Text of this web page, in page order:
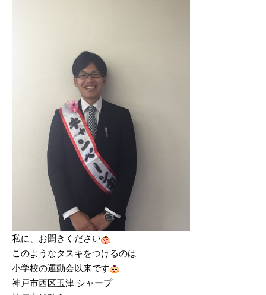
私に、お聞きください
このようなタスキをつけるのは
小学校の運動会以来です
神戸市西区玉津 シャープ